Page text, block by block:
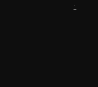
1